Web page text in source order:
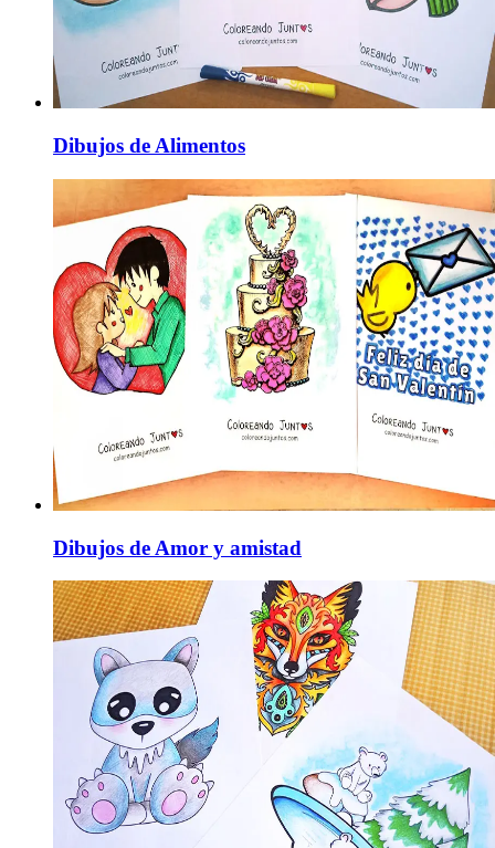
Dibujos de Alimentos
Dibujos de Amor y amistad